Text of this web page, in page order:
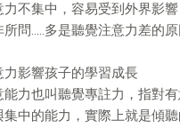
力不集中，容易受到外界影
問…..多是聽覺注意力差的原
力影響孩子的學習成長
能力也叫聽覺專註力，指對
中的能力，實際上就是傾聽